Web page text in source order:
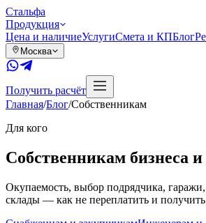
Стальфа
Продукция
Цена и наличиеУслугиСмета и КПБлог
Москва
Получить расчёт
Главная/Блог/Собственникам
Для кого
Собственникам бизнеса
Окупаемость, выбор подрядчика,
склады — как не переплатить и получить